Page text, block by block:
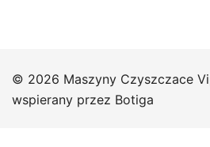
© 2026 Maszyny Czyszczace
wspierany przez Botiga